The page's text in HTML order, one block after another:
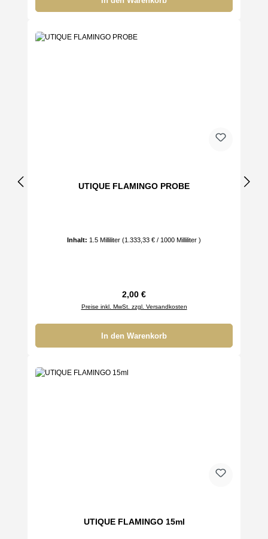
UTIQUE FLAMINGO PROBE
Inhalt: 1.5 Milliliter (1.333,33 € / 1000 Milliliter )
Regulärer Preis:
2,00 €
Preise inkl. MwSt. zzgl. Versandkosten
In den Warenkorb
UTIQUE FLAMINGO 15ml